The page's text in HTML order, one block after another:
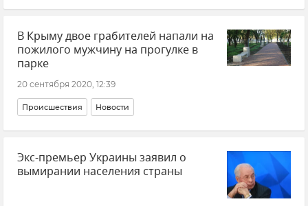
В Крыму двое грабителей напали на
пожилого мужчину на прогулке в
парке
20 сентября 2020, 12:39
Происшествия Новости
Экс-премьер Украины заявил о
вымирании населения страны